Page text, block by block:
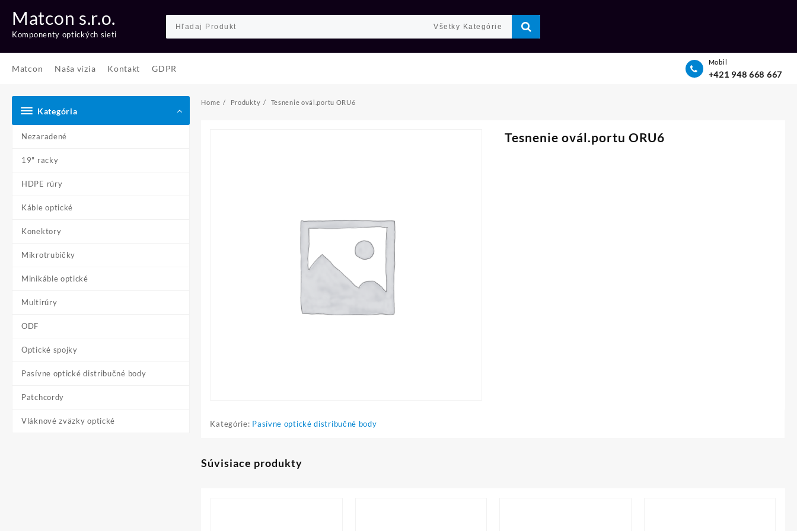
content
Matcon s.r.o.
Komponenty optických sieti
Matcon Naša vízia Kontakt GDPR
Mobil
+421 948 668 667
Kategória
Nezaradené
19" racky
HDPE rúry
Káble optické
Konektory
Mikrotrubičky
Minikáble optické
Multirúry
ODF
Optické spojky
Pasívne optické distribučné body
Patchcordy
Vláknové zväzky optické
Home Produkty Tesnenie ovál.portu ORU6
Tesnenie ovál.portu ORU6
Kategórie: Pasívne optické distribučné body
Súvisiace produkty